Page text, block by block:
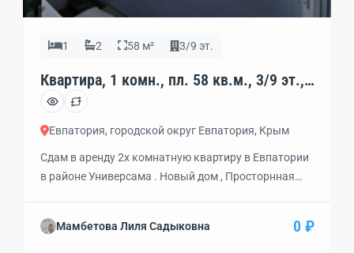
1 2 58 м² 3/9 эт.
Квартира, 1 комн., пл. 58 кв.м., 3/9 эт.,
код: 462386
Евпатория, городской округ Евпатория, Крым
Сдам в аренду 2х комнатную квартиру в Евпатории
в районе Универсама . Новый дом , Просторнная
,ответственные хозяева. Рядом рынок , магазины,
Мамбетова Лиля Садыковна 0 ₽